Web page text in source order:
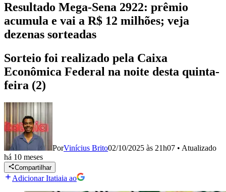
Resultado Mega-Sena 2922: prêmio
acumula e vai a R$ 12 milhões; veja
dezenas sorteadas
Sorteio foi realizado pela Caixa
Econômica Federal na noite desta quinta-
feira (2)
PorVinícius Brito02/10/2025 às 21h07 • Atualizado
há 10 meses
Compartilhar
Adicionar Itatiaia ao